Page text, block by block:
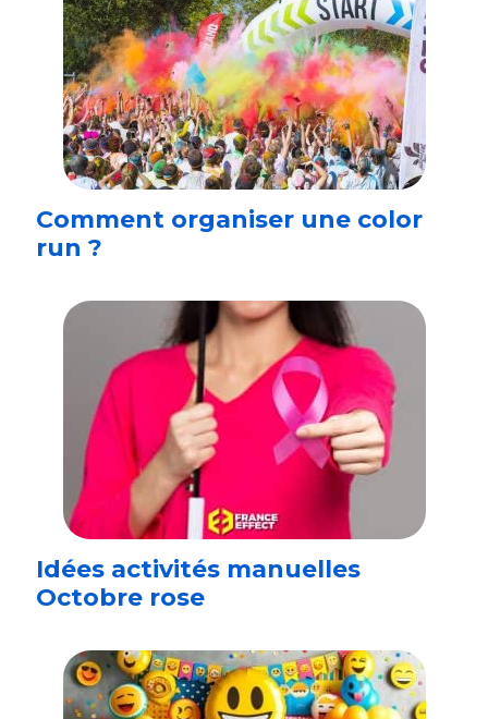
Comment organiser une color
run ?
Idées activités manuelles
Octobre rose